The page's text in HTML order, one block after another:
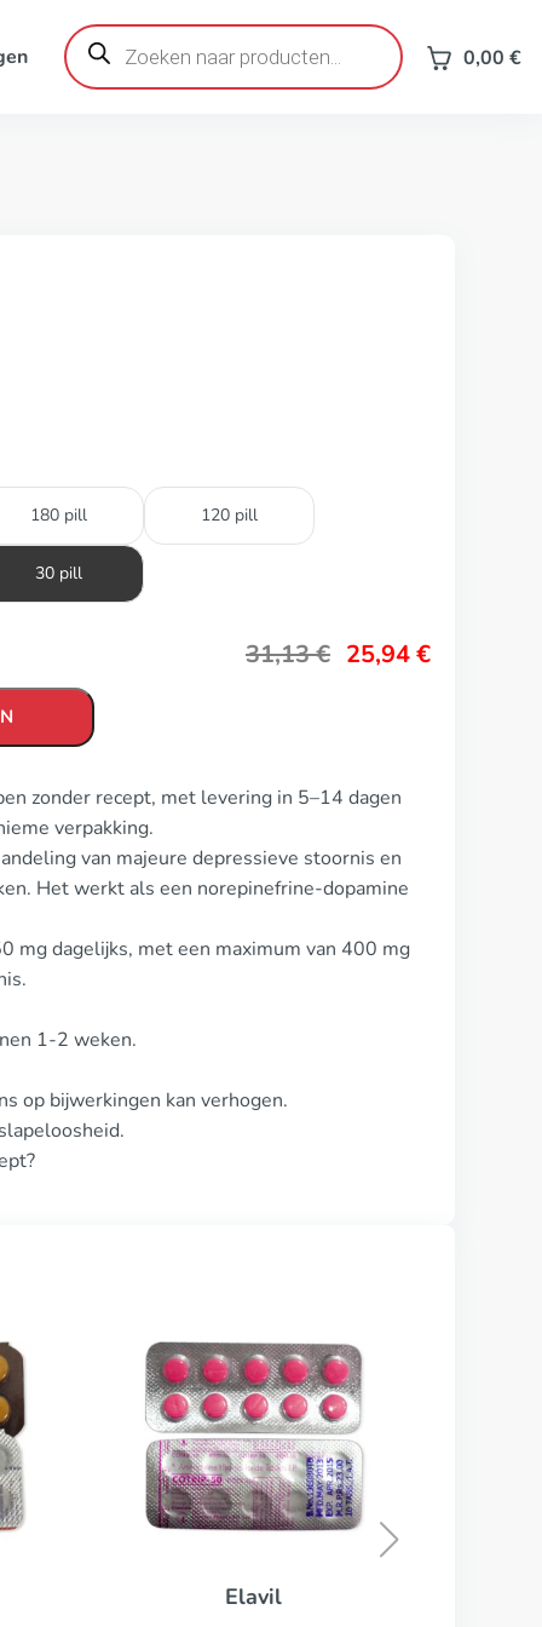
Producten
zoeken 0,00 €
180 pill 120 pill
30 pill
31,13€ 25,94€
zonder recept, met levering in 5–14 dagen
verpakking.
van majeure depressieve stoornis en
Het werkt als een norepinefrine-dopamine
mg dagelijks, met een maximum van 400 mg
1-2 weken.
op bijwerkingen kan verhogen.
Zyprexa